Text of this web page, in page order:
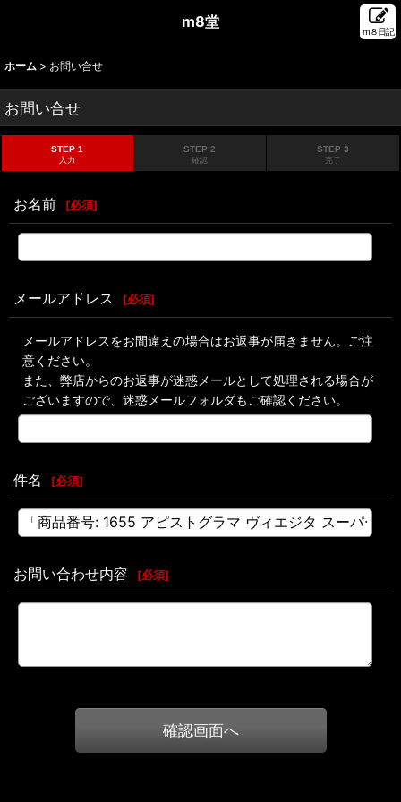
m8堂
m８日記
ホーム > お問い合せ
お問い合せ
STEP 1
入力
STEP 2
確認
STEP 3
完了
お名前 [必須]
メールアドレス [必須]
メールアドレスをお間違えの場合はお返事が届きません。ご注
意ください。
また、弊店からのお返事が迷惑メールとして処理される場合が
ございますので、迷惑メールフォルダもご確認ください。
件名 [必須]
お問い合わせ内容 [必須]
確認画面へ